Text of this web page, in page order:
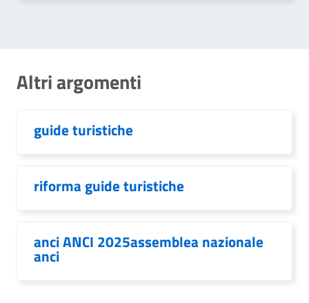
Altri argomenti
guide turistiche
riforma guide turistiche
anci ANCI 2025assemblea nazionale
anci